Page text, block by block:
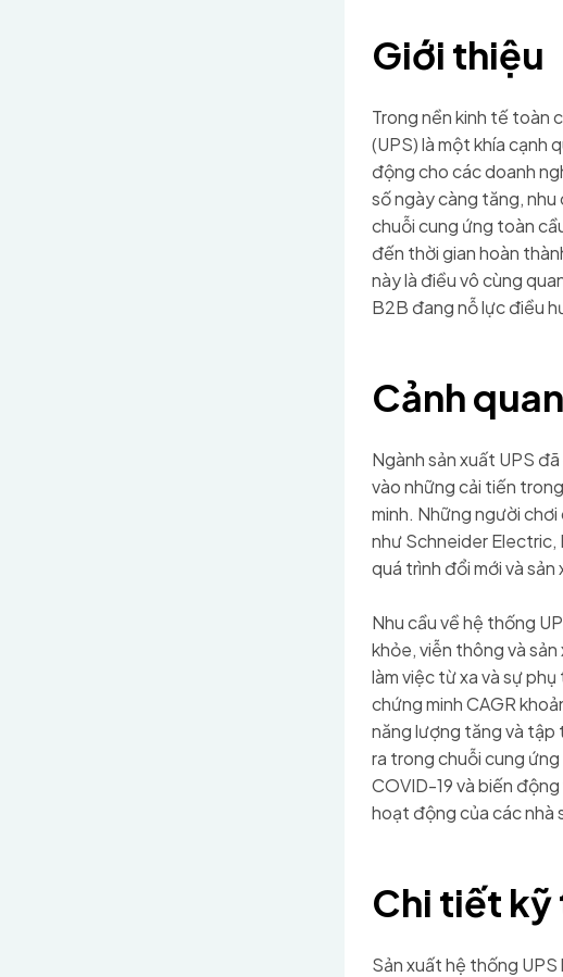
Giới thiệu
Trong nền kinh tế toàn
(UPS) là một khía cạnh
động cho các doanh
số ngày càng tăng,
chuỗi cung ứng toàn
đến thời gian hoàn
này là điều vô cùng
B2B đang nỗ lực điều
Cảnh
Ngành sản xuất UPS
vào những cải tiến
minh. Những người
như Schneider Electric,
quá trình đổi mới và sản
Nhu cầu về hệ thống
khỏe, viễn thông và
làm việc từ xa và sự
chứng minh CAGR
năng lượng tăng và tập
ra trong chuỗi cung
COVID-19 và biến
hoạt động của các nhà
Chi tiết
Sản xuất hệ thống